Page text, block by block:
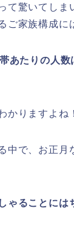
て驚いてしま
家族構成に
あたりの人数
かりますよね！
中で、お正月
ゃることには